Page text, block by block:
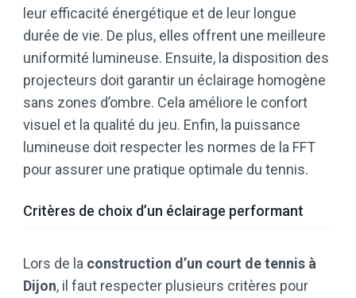
leur efficacité énergétique et de leur longue
durée de vie. De plus, elles offrent une meilleure
uniformité lumineuse. Ensuite, la disposition des
projecteurs doit garantir un éclairage homogène
sans zones d’ombre. Cela améliore le confort
visuel et la qualité du jeu. Enfin, la puissance
lumineuse doit respecter les normes de la FFT
pour assurer une pratique optimale du tennis.
Critères de choix d’un éclairage performant
Lors de la construction d’un court de tennis à
Dijon, il faut respecter plusieurs critères pour